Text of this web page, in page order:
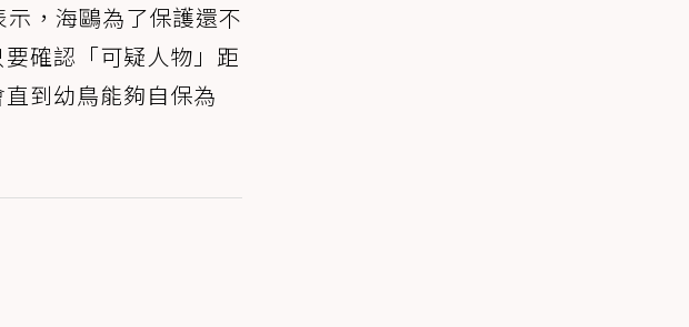
示，海鷗為了保護還不
確認「可疑人物」距
到幼鳥能夠自保為